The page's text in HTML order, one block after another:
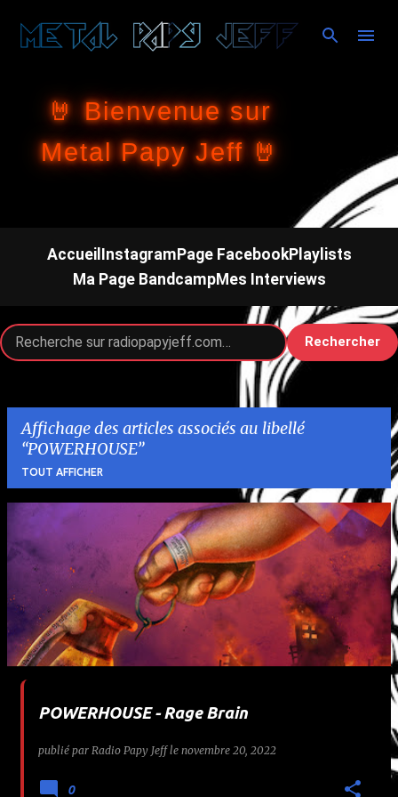
Accéder au contenu principal
🤘 Bienvenue sur
Metal Papy Jeff 🤘
Accueil InstagramPage FacebookPlaylists
Ma Page BandcampMes Interviews
Rechercher
Affichage des articles associés au libellé
POWERHOUSE
TOUT AFFICHER
r
c
POWERHOUSE - Rage Brain
publié par Radio Papy Jeff le novembre 20, 2022
0